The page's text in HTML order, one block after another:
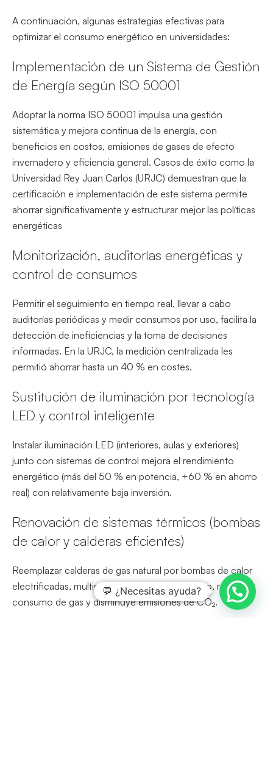
A continuación, algunas estrategias efectivas para
optimizar el consumo energético en universidades:
Implementación de un Sistema de Gestión
de Energía según ISO 50001
Adoptar la norma ISO 50001 impulsa una gestión
sistemática y mejora continua de la energía, con
beneficios en costos, emisiones de gases de efecto
invernadero y eficiencia general. Casos de éxito como la
Universidad Rey Juan Carlos (URJC) demuestran que la
certificación e implementación de este sistema permite
ahorrar significativamente y estructurar mejor las políticas
energéticas
Monitorización, auditorías energéticas y
control de consumos
Permitir el seguimiento en tiempo real, llevar a cabo
auditorías periódicas y medir consumos por uso, facilita la
detección de ineficiencias y la toma de decisiones
informadas. En la URJC, la medición centralizada les
permitió ahorrar hasta un 40 % en costes.
Sustitución de iluminación por tecnología
LED y control inteligente
Instalar iluminación LED (interiores, aulas y exteriores)
junto con sistemas de control mejora el rendimiento
energético (más del 50 % en potencia, +60 % en ahorro
real) con relativamente baja inversión.
Renovación de sistemas térmicos (bombas
de calor y calderas eficientes)
Reemplazar calderas de gas natural por bombas de calor
electrificadas, multiplica el rendimiento térmico, reduce
consumo de gas y disminuye emisiones de CO₂.
💬 ¿Necesitas ayuda?